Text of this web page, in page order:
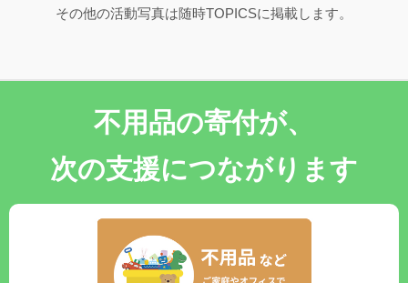
その他の活動写真は随時TOPICSに掲載します。
不用品の寄付が、
次の支援につながります